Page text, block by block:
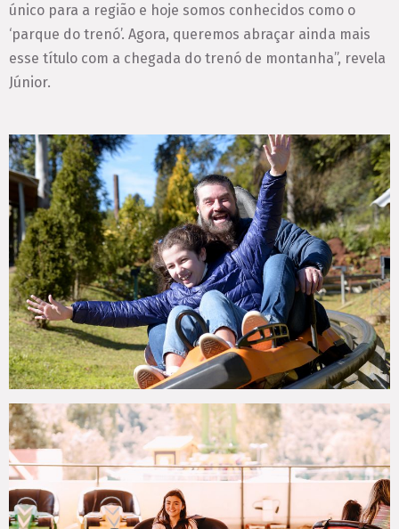
único para a região e hoje somos conhecidos como o
‘parque do trenó’. Agora, queremos abraçar ainda mais
esse título com a chegada do trenó de montanha”, revela
Júnior.